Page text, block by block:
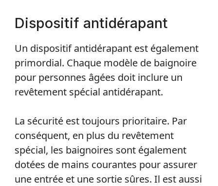
Dispositif antidérapant
Un dispositif antidérapant est également
primordial. Chaque modèle de baignoire
pour personnes âgées doit inclure un
revêtement spécial antidérapant.
La sécurité est toujours prioritaire. Par
conséquent, en plus du revêtement
spécial, les baignoires sont également
dotées de mains courantes pour assurer
une entrée et une sortie sûres. Il est aussi